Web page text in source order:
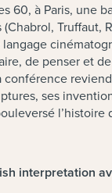
60, à Paris, une
Truffaut,
de penser et
ses
l’histoire
interpretation